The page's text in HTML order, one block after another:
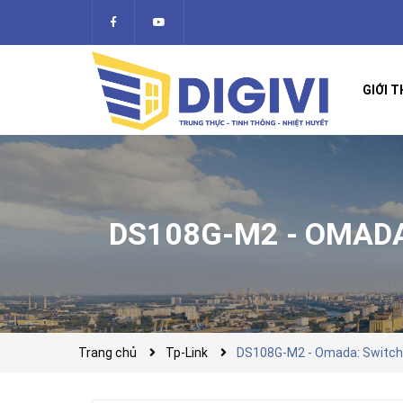
GIỚI
DS108G-M2 -
Trang chủ Tp-Link DS108G-M2 - Omada: